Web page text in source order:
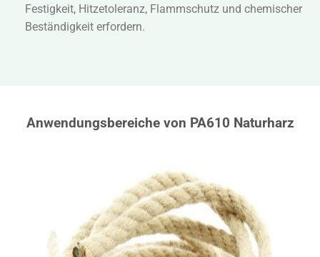
Festigkeit, Hitzetoleranz, Flammschutz und chemischer
Beständigkeit erfordern.
Anwendungsbereiche von PA610 Naturharz